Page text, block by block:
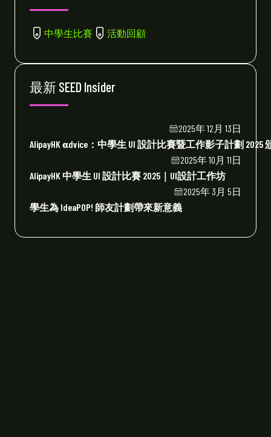
中學生比賽 活動回顧
最新 SEED Insider
2025年 12月 13日
AlipayHK 𝛂dvice：中學生 UI 設計比賽暨工作影子計劃 2025
2025年 10月 11日
AlipayHK 中學生 UI 設計比賽 2025｜UI設計工作坊
2025年 3月 5日
學生為 IdeaPOP! 師友計劃帶來新意義